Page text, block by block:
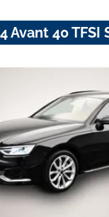
Avant 40